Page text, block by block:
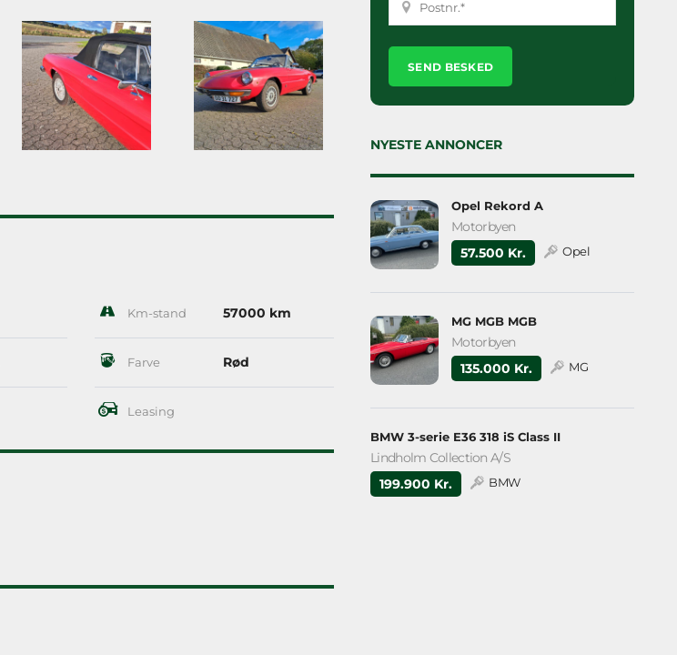
Km-stand 57000 km
Farve Rød
Leasing
Please
leave
empty.
NYESTE ANNONCER
Opel Rekord A
Motorbyen
57.500 Kr.
Opel
MG MGB MGB
Motorbyen
135.000 Kr.
MG
BMW 3-serie E36 318 iS Class II
Lindholm Collection A/S
199.900 Kr.
BMW